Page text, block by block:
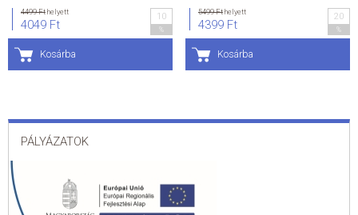
4499 Fthelyett
4049 Ft
10
Kosárba
5499 Fthelyett
4399 Ft
20
Kosárba
PÁLYÁZATOK